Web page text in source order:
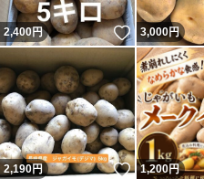
2,400円 いいね！
3,000円
2,190円 いいね！
1,200円